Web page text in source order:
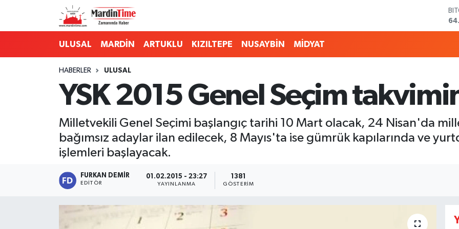
ULUSAL MARDİN ARTUKLU KIZILTEPE NUSAYBİN MİDYAT
HABERLER ULUSAL
YSK 2015 Genel Seçim
Milletvekili Genel Seçimi başlangıç tarihi 10 Mart olacak, 24 Nisan'da
bağımsız adaylar ilan edilecek, 8 Mayıs'ta ise gümrük kapılarında ve
işlemleri başlayacak.
FURKAN DEMIR
EDITÖR
01.02.2015 - 23:27
YAYINLANMA
1381
GÖSTERIM
Mardin Nöbetçi Eczaneler
Mardin Namaz Vakitleri
Mardin Trafik Yoğunluk Haritası
Süper Lig Puan Durumu ve Fikstür